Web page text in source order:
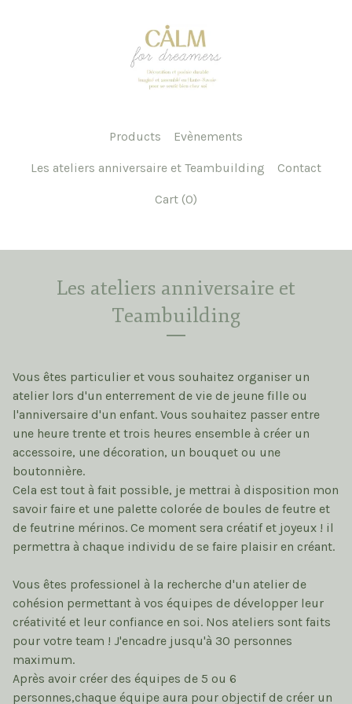
Products Evènements
Les ateliers anniversaire et Teambuilding Contact
Cart (0)
Les ateliers anniversaire et
Teambuilding
Vous êtes particulier et vous souhaitez organiser un
atelier lors d'un enterrement de vie de jeune fille ou
l'anniversaire d'un enfant. Vous souhaitez passer entre
une heure trente et trois heures ensemble à créer un
accessoire, une décoration, un bouquet ou une
boutonnière.
Cela est tout à fait possible, je mettrai à disposition mon
savoir faire et une palette colorée de boules de feutre et
de feutrine mérinos. Ce moment sera créatif et joyeux ! il
permettra à chaque individu de se faire plaisir en créant.
Vous êtes professionel à la recherche d'un atelier de
cohésion permettant à vos équipes de développer leur
créativité et leur confiance en soi. Nos ateliers sont faits
pour votre team ! J'encadre jusqu'à 30 personnes
maximum.
Après avoir créer des équipes de 5 ou 6
personnes,chaque équipe aura pour objectif de créer un